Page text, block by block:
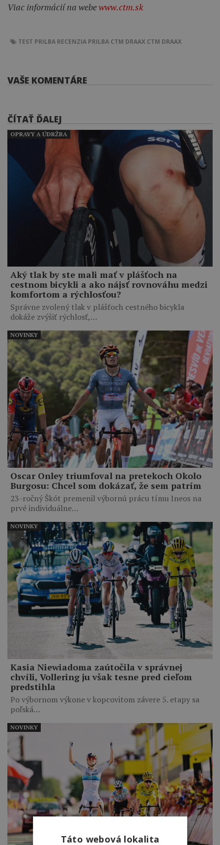
Viac informácií na webewww.ctm.sk
TEST PRILBA RECENZIA PRILBA CTM DRAAX CTM DRAAX
VAŠE KOMENTÁRE
ČÍTAŤ ĎALEJ
Aký tlak by ste mali mať v plášťoch na
cestnom bicykli a ako nájsť rovnováhu medzi
komfortom a rýchlosťou?
Správne zvolený tlak v plášťoch cestného bicykla
dokáže zvýšiť rýchlosť,…
OPRAVY A ÚDRŽBA
Oscar Onley triumfoval na pretekoch Okolo
Burgosu: Chcel som dokázať, že sem patrím
23-ročný Škót premenil výbornú prácu tímu Ineos na
prvé individuálne…
NOVINKY
Kasia Niewiadoma zaútočila v správnej
chvíli, Vollering ju však tesne pred cieľom
predstihla
Po výbornom výkone v kopcovitom závere 5. etapy sa
poľská…
NOVINKY
NOVINKY
Táto webová lokalita